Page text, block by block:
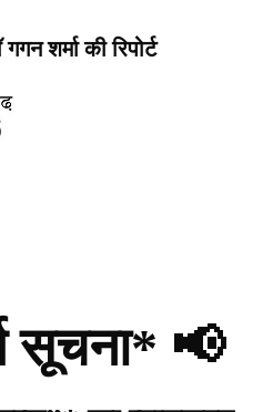
शर्मा की रिपोर्ट
सूचना* 📢